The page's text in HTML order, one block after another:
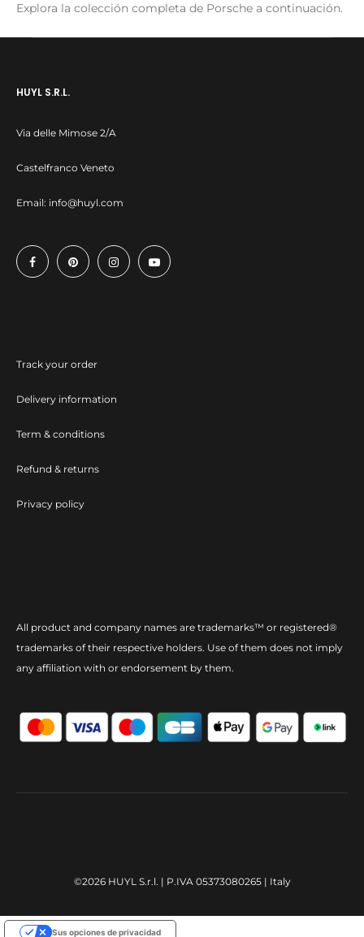
Explora la colección completa de Porsche a continuación.
HUYL S.R.L.
Via delle Mimose 2/A
Castelfranco Veneto
Email: info@huyl.com
Track your order
Delivery information
Term & conditions
Refund & returns
Privacy policy
All product and company names are trademarks™ or registered®
trademarks of their respective holders. Use of them does not imply
any affiliation with or endorsement by them.
©2026 HUYL S.r.l. | P.IVA 05373080265 | Italy
Sus opciones de privacidad